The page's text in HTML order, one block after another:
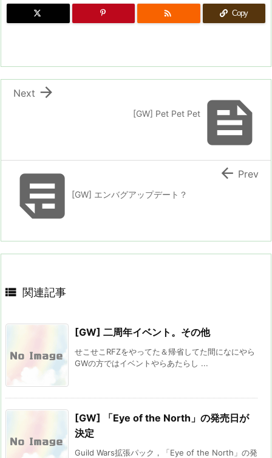
 Copy

[GW] Pet Pet Pet

Next
[GW] エンバグアップデート？
 Prev
 関連記事
[GW] 二周年イベント。その他
せこせこRFZをやってた＆帰省してた間になにやら
GWの方ではイベントやらあたらし ...
[GW] 「Eye of the North」の発売日が
決定
Guild Wars拡張パック，「Eye of the North」の発